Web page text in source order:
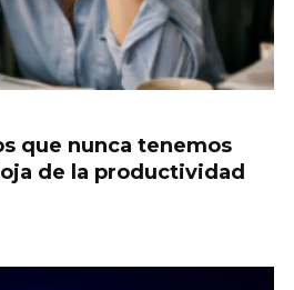
que nunca tenemos
de la productividad